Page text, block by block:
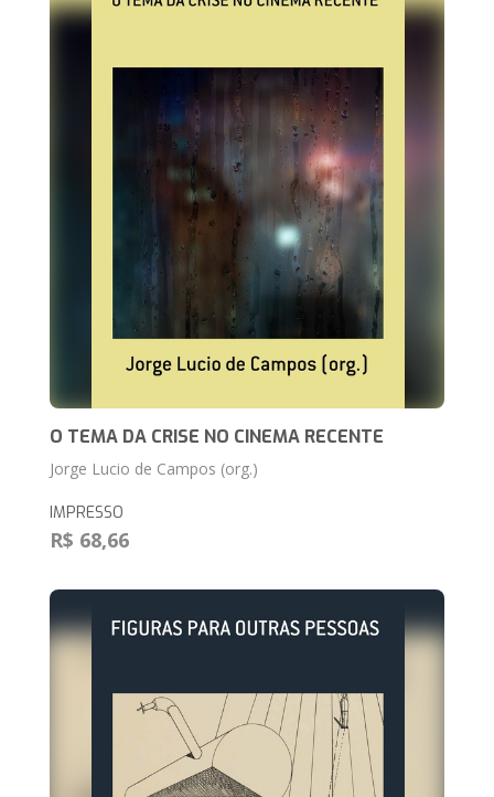
O TEMA DA CRISE NO CINEMA RECENTE
Jorge Lucio de Campos (org.)
IMPRESSO
R$ 68,66